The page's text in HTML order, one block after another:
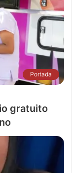
Portada
gratuito